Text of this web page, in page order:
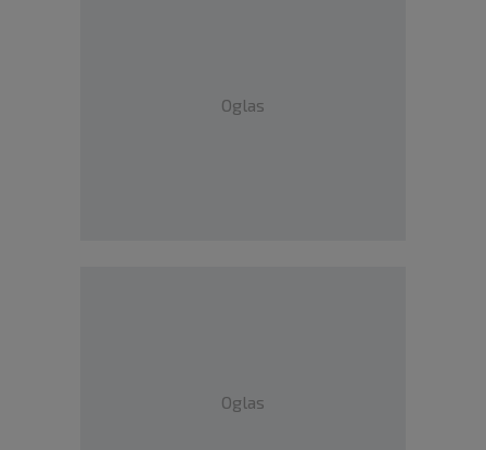
Oglas
Oglas